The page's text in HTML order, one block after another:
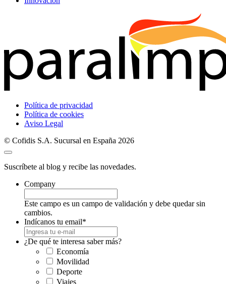
Política de privacidad
Política de cookies
Aviso Legal
© Cofidis S.A. Sucursal en España 2026
Suscríbete al blog y recibe las novedades.
Company
Este campo es un campo de validación y debe quedar sin
cambios.
Indícanos tu email*
¿De qué te interesa saber más?
Economía
Movilidad
Deporte
Viajes